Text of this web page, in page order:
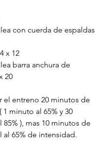
con cuerda de espaldas
x 12
barra anchura de
20
el entreno 20 minutos de
1 minuto al 65% y 30
85% ), mas 10 minutos de
al 65% de intensidad.